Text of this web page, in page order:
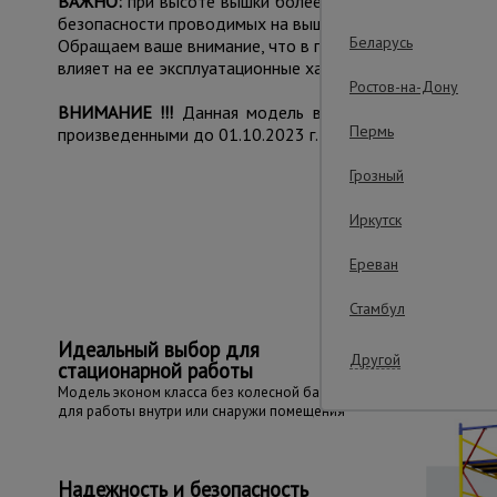
безопасности проводимых на вышке работ.
Обращаем ваше внимание, что в процессе
влияет на ее эксплуатационные характеристики и не
ВНИМАНИЕ !!! Данная модель вышки с измененным
произведенными до 01.10.2023 г.
Важные
Идеальный выбор для
стационарной работы
Модель эконом класса без колесной базы
для работы внутри или снаружи помещения
Надежность и безопасность
Беларусь
Ростов-на-Дону
Пермь
Грозный
Иркутск
Ереван
Стамбул
Другой